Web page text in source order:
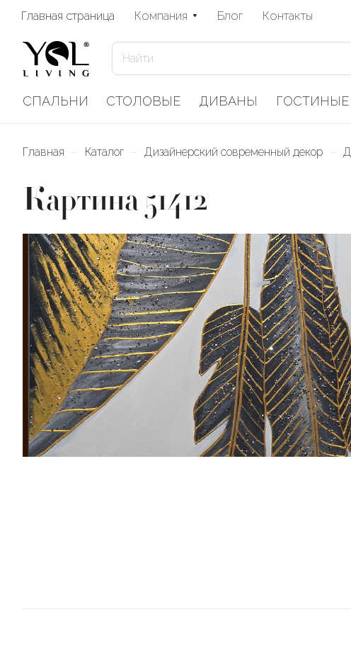
Главная страница Компания Блог Контакты
СПАЛЬНИ СТОЛОВЫЕ ДИВАНЫ ГОСТИНЫЕ
Главная Каталог Дизайнерский современный декор
Картина 51412